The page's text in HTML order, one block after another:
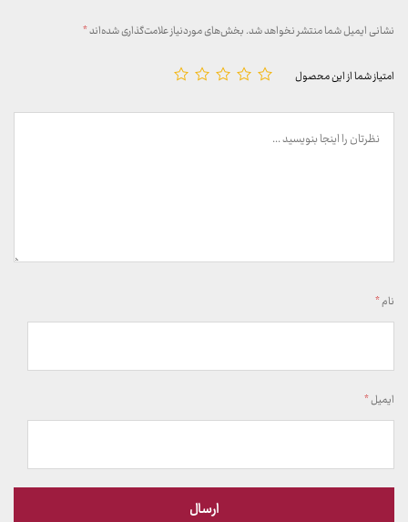
نشانی ایمیل شما منتشر نخواهد شد.بخش‌های موردنیاز علامت‌گذاری شده‌اند*
امتیاز شما از این محصول
نام*
ایمیل*